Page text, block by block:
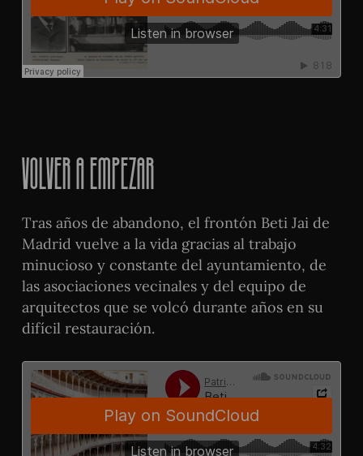
Volver a empezar
Tras años de abandono, el frontón Beti Jai de
Madrid vuelve a la vida gracias al trabajo
minucioso y constante del ayuntamiento, de
las asociaciones vecinales y del equipo de
arquitectos que se volcó durante años en su
difícil restauración.